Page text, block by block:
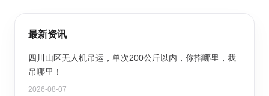
最新资讯
四川山区无人机吊运，单次200公斤以内，你指哪里，我
吊哪里！
2026-08-07